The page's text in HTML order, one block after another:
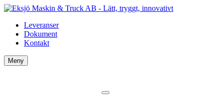
Leveranser
Dokument
Kontakt
Meny